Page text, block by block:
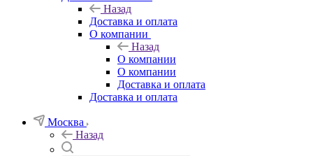
Назад
Доставка и оплата
О компании
Назад
О компании
О компании
Доставка и оплата
Доставка и оплата
Москва
Назад